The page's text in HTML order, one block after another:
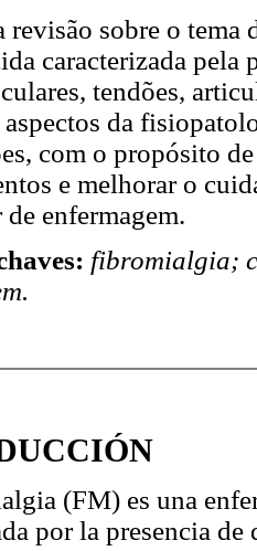
revisão sobre o
caracterizada pela
tendões,
da
com o propósito
e melhorar o
enfermagem.
fibromialgia;
(FM) es una
por la presencia